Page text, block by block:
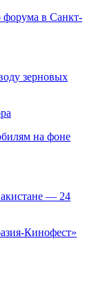
форума в Санкт-
зерновых
на фоне
— 24
Кинофест»